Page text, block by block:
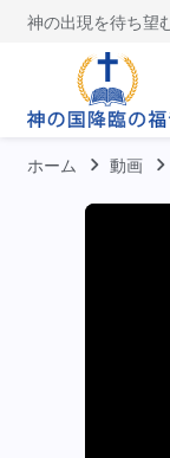
神の出現を待ち望
ホーム 動画